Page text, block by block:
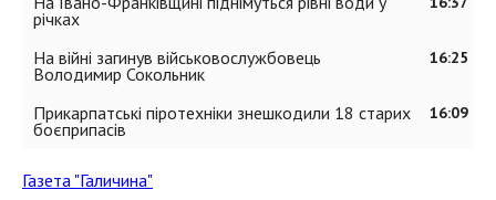
річках
16:25
На війні загинув військовослужбовець
Володимир Сокольник
16:09
Прикарпатські піротехніки знешкодили 18 старих
боєприпасів
Газета "Галичина"